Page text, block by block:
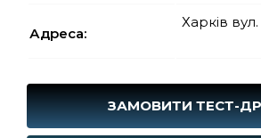
Адреса:
Харків
ЗАМОВИТИ ТЕСТ-